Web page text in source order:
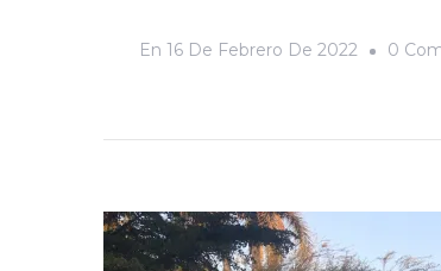
En 16 De Febrero De 2022 0